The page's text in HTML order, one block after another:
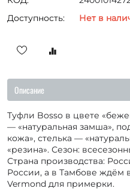
Доступность:
Нет в
Описание
Туфли Bosso в цвете
— «натуральная замша»,
кожа», стелька —
«резина». Сезон:
Страна производства:
России, а в Тамбове ждём
Vermond для примерки.